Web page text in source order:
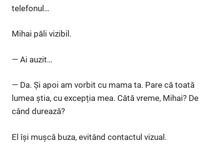
telefonul…
Mihai păli vizibil.
— Ai auzit…
— Da. Și apoi am vorbit cu mama ta. Pare că toată
lumea știa, cu excepția mea. Câtă vreme, Mihai? De
când durează?
El își mușcă buza, evitând contactul vizual.